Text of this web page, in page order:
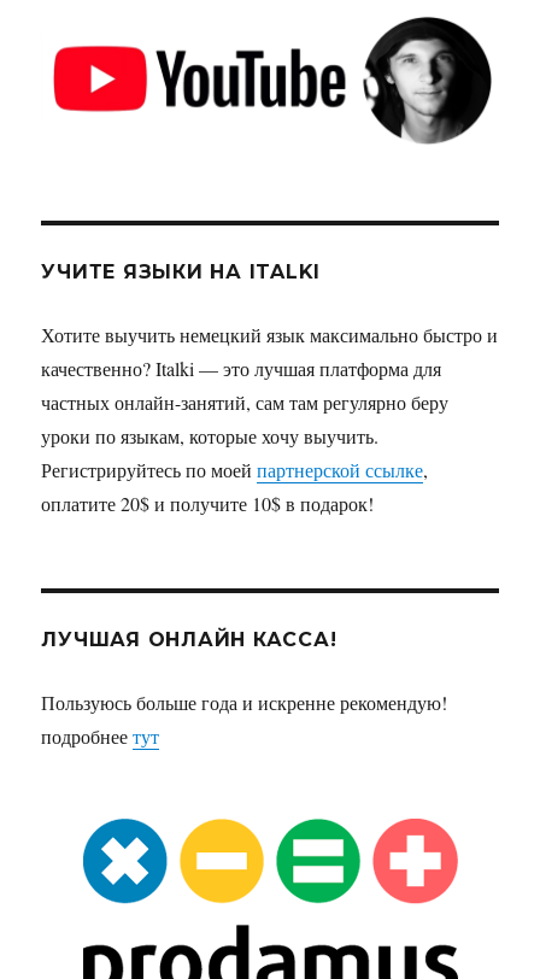
УЧИТЕ ЯЗЫКИ НА ITALKI
Хотите выучить немецкий язык максимально быстро и
качественно? Italki — это лучшая платформа для
частных онлайн-занятий, сам там регулярно беру
уроки по языкам, которые хочу выучить.
Регистрируйтесь по моейпартнерской ссылке,
оплатите 20$ и получите 10$ в подарок!
ЛУЧШАЯ ОНЛАЙН КАССА!
Пользуюсь больше года и искренне рекомендую!
подробнеетут